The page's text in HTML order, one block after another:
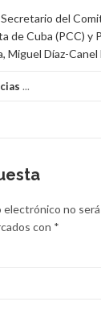
Secretario del
de Cuba (PCC) y
Miguel Díaz-Canel
...
no
con *